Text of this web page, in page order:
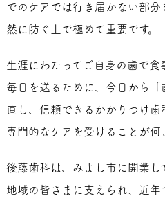
でのケアでは行き届かない部
然に防ぐ上で極めて重要です。
生涯にわたってご自身の歯で食
毎日を送るために、今日から「
直し、信頼できるかかりつけ歯
専門的なケアを受けることが何
後藤歯科は、みよし市に開業し
地域の皆さまに支えられ、近